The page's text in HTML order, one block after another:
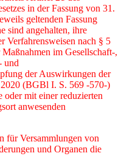
in der Fassung von 31.
geltenden Fassung
sind angehalten, ihre
Verfahrensweisen nach § 5
im Gesellschaft-,
und
der Auswirkungen der
(BGBl I. S. 569 -570-)
oder mit einer reduzierten
anwesenden
für Versammlungen von
und Organen die